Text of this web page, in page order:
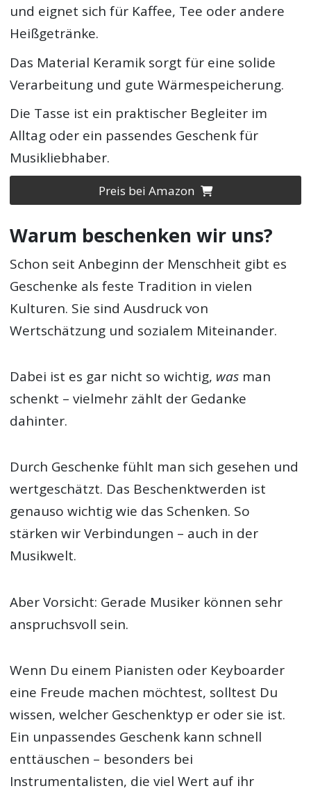
und eignet sich für Kaffee, Tee oder andere
Heißgetränke.
Das Material Keramik sorgt für eine solide
Verarbeitung und gute Wärmespeicherung.
Die Tasse ist ein praktischer Begleiter im
Alltag oder ein passendes Geschenk für
Musikliebhaber.
Preis bei Amazon
Warum beschenken wir uns?
Schon seit Anbeginn der Menschheit gibt es
Geschenke als feste Tradition in vielen
Kulturen. Sie sind Ausdruck von
Wertschätzung und sozialem Miteinander.
Dabei ist es gar nicht so wichtig, was man
schenkt – vielmehr zählt der Gedanke
dahinter.
Durch Geschenke fühlt man sich gesehen und
wertgeschätzt. Das Beschenktwerden ist
genauso wichtig wie das Schenken. So
stärken wir Verbindungen – auch in der
Musikwelt.
Aber Vorsicht: Gerade Musiker können sehr
anspruchsvoll sein.
Wenn Du einem Pianisten oder Keyboarder
eine Freude machen möchtest, solltest Du
wissen, welcher Geschenktyp er oder sie ist.
Ein unpassendes Geschenk kann schnell
enttäuschen – besonders bei
Instrumentalisten, die viel Wert auf ihr